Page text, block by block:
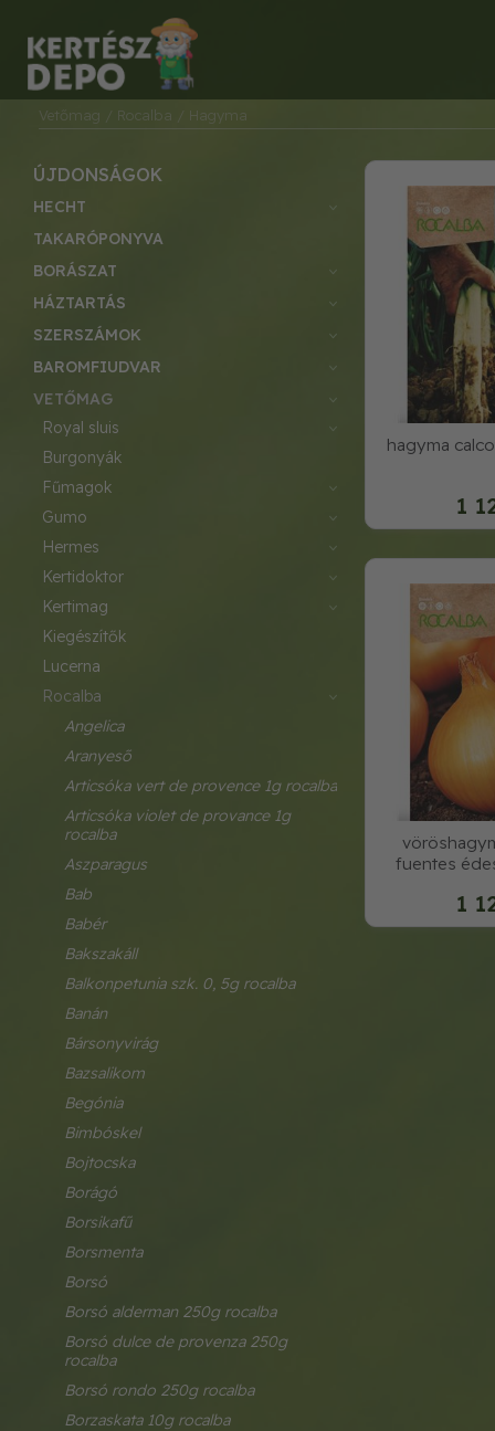
Vetőmag / Rocalba / Hagyma
1
hagyma
1
fuentes
ÚJDONSÁGOK
HECHT
TAKARÓPONYVA
BORÁSZAT
HÁZTARTÁS
SZERSZÁMOK
BAROMFIUDVAR
VETŐMAG
royal sluis
burgonyák
fűmagok
gumo
hermes
kertidoktor
kertimag
kiegészítők
lucerna
rocalba
angelica
aranyeső
articsóka vert de provence 1g rocalba
articsóka violet de provance 1g
rocalba
aszparagus
bab
babér
bakszakáll
balkonpetunia szk. 0, 5g rocalba
banán
bársonyvirág
bazsalikom
begónia
bimbóskel
bojtocska
borágó
borsikafű
borsmenta
borsó
borsó alderman 250g rocalba
borsó dulce de provenza 250g
rocalba
borsó rondo 250g rocalba
borzaskata 10g rocalba